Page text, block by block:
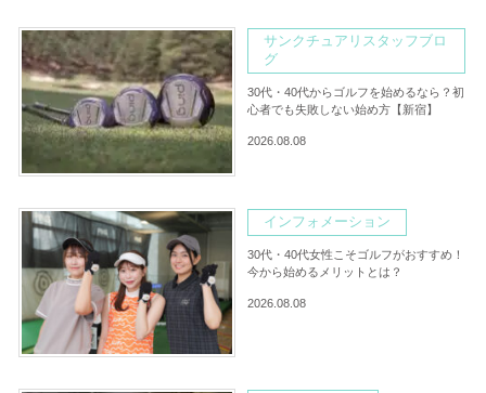
サンクチュアリスタッフブロ
グ
30代・40代からゴルフを始めるなら？初
心者でも失敗しない始め方【新宿】
2026.08.08
インフォメーション
30代・40代女性こそゴルフがおすすめ！
今から始めるメリットとは？
2026.08.08